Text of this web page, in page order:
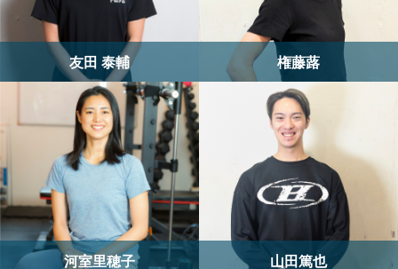
友田 泰輔 権藤蕗
河室里穂子 山田篤也